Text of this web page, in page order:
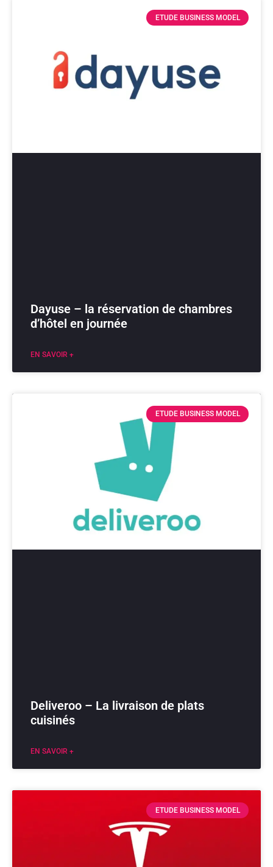
ETUDE BUSINESS MODEL
Dayuse – la réservation de chambres
d’hôtel en journée
EN SAVOIR +
ETUDE BUSINESS MODEL
Deliveroo – La livraison de plats
cuisinés
EN SAVOIR +
ETUDE BUSINESS MODEL